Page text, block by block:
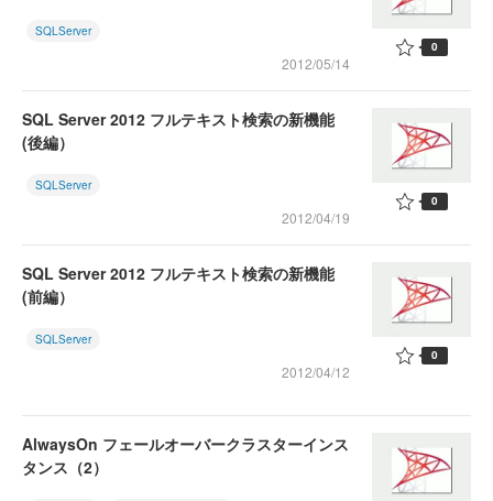
SQLServer
2012/05/14
0
SQL Server 2012 フルテキスト検索の新機能
(後編）
SQLServer
2012/04/19
0
SQL Server 2012 フルテキスト検索の新機能
(前編）
SQLServer
2012/04/12
0
AlwaysOn フェールオーバークラスターインス
タンス（2）